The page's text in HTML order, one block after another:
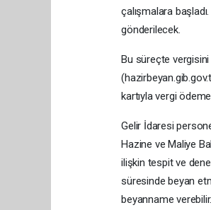
çalışmalara
gönderilecek.
Bu süreçte
kartıyla vergi
Gelir İdaresi
Hazine ve Maliye
ilişkin tespit ve
süresinde beyan
beyanname